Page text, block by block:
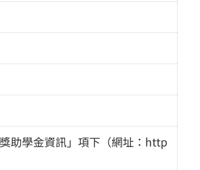
助學金資訊」項下（網址：http